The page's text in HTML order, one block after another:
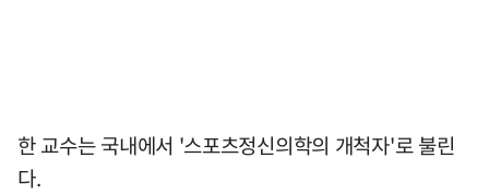
한 교수는 국내에서 '스포츠정신의학의 개척자'로 불린
다.